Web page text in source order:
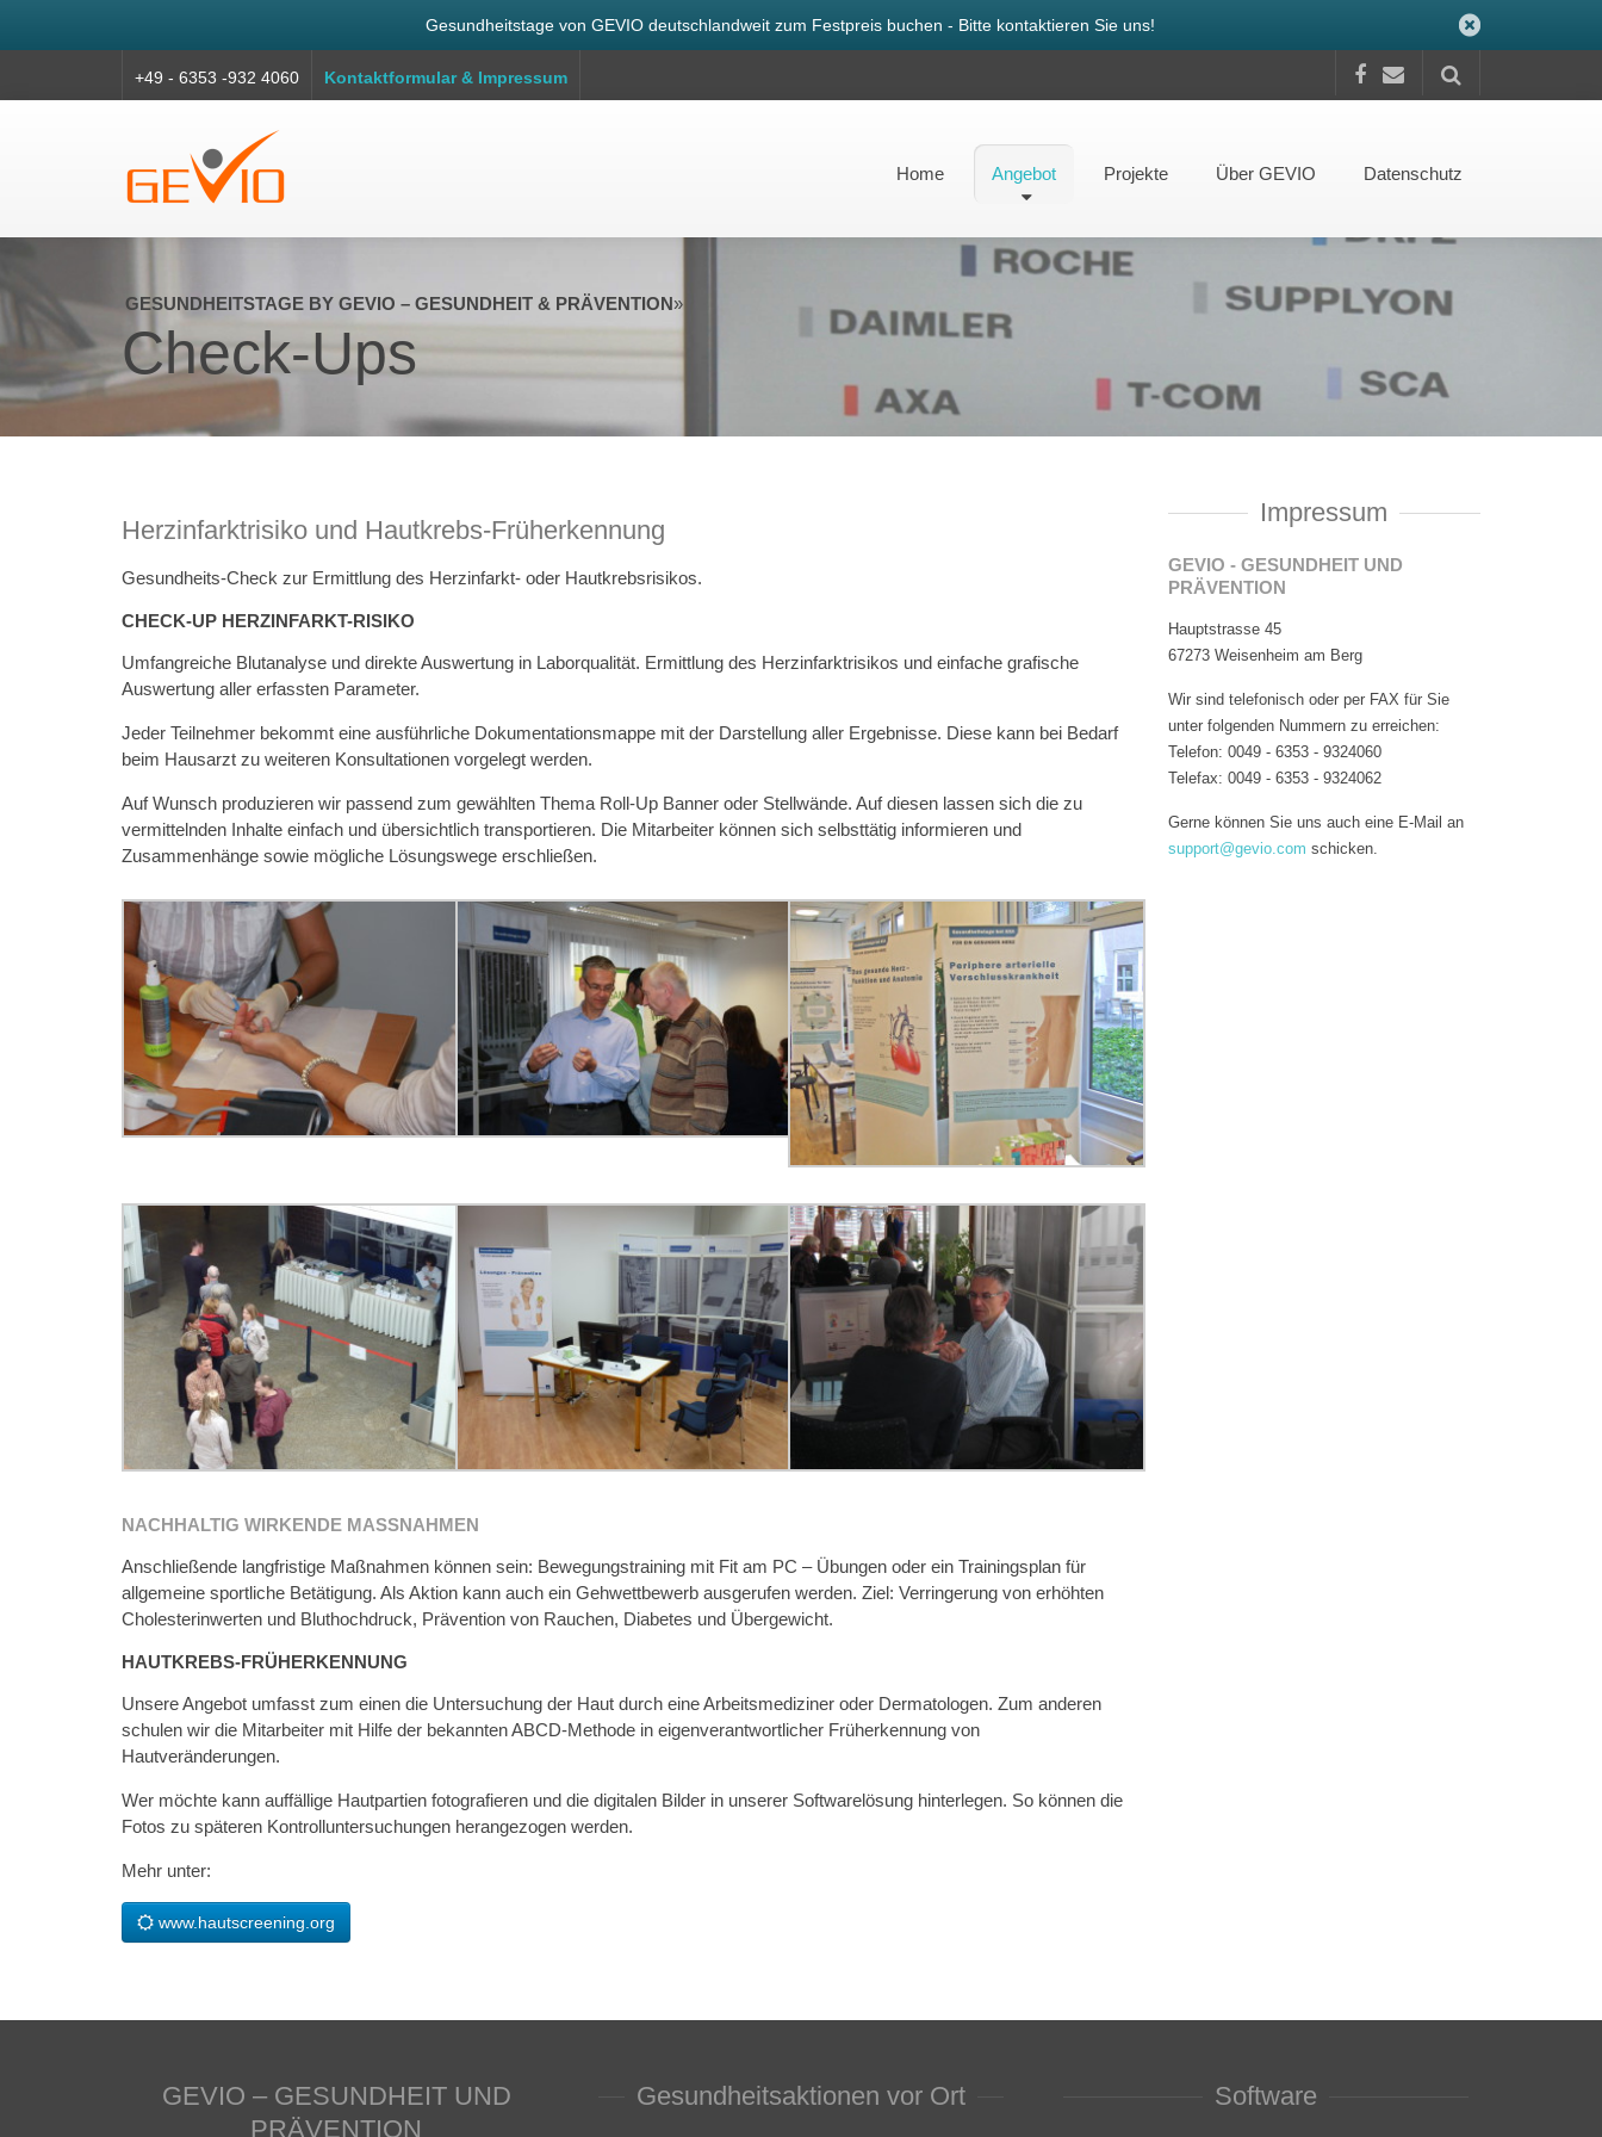
Gesundheitstage von GEVIO deutschlandweit zum Festpreis buchen - Bitte kontaktieren Sie uns!
+49 - 6353 -932 4060 Kontaktformular & Impressum
Home Angebot Projekte Über GEVIO Datenschutz
GESUNDHEITSTAGE BY GEVIO – GESUNDHEIT & PRÄVENTION»
Check-Ups
Herzinfarktrisiko und Hautkrebs-Früherkennung
Gesundheits-Check zur Ermittlung des Herzinfarkt- oder Hautkrebsrisikos.
CHECK-UP HERZINFARKT-RISIKO
Umfangreiche Blutanalyse und direkte Auswertung in Laborqualität. Ermittlung des Herzinfarktrisikos und einfache grafische
Auswertung aller erfassten Parameter.
Jeder Teilnehmer bekommt eine ausführliche Dokumentationsmappe mit der Darstellung aller Ergebnisse. Diese kann bei Bedarf
beim Hausarzt zu weiteren Konsultationen vorgelegt werden.
Auf Wunsch produzieren wir passend zum gewählten Thema Roll-Up Banner oder Stellwände. Auf diesen lassen sich die zu
vermittelnden Inhalte einfach und übersichtlich transportieren. Die Mitarbeiter können sich selbsttätig informieren und
Zusammenhänge sowie mögliche Lösungswege erschließen.
NACHHALTIG WIRKENDE MASSNAHMEN
Anschließende langfristige Maßnahmen können sein: Bewegungstraining mit Fit am PC – Übungen oder ein Trainingsplan für
allgemeine sportliche Betätigung. Als Aktion kann auch ein Gehwettbewerb ausgerufen werden. Ziel: Verringerung von erhöhten
Cholesterinwerten und Bluthochdruck, Prävention von Rauchen, Diabetes und Übergewicht.
HAUTKREBS-FRÜHERKENNUNG
Unsere Angebot umfasst zum einen die Untersuchung der Haut durch eine Arbeitsmediziner oder Dermatologen. Zum anderen
schulen wir die Mitarbeiter mit Hilfe der bekannten ABCD-Methode in eigenverantwortlicher Früherkennung von
Hautveränderungen.
Wer möchte kann auffällige Hautpartien fotografieren und die digitalen Bilder in unserer Softwarelösung hinterlegen. So können die
Fotos zu späteren Kontrolluntersuchungen herangezogen werden.
Mehr unter:
www.hautscreening.org
Impressum
GEVIO - GESUNDHEIT UND
PRÄVENTION
Hauptstrasse 45
67273 Weisenheim am Berg
Wir sind telefonisch oder per FAX für Sie
unter folgenden Nummern zu erreichen:
Telefon: 0049 - 6353 - 9324060
Telefax: 0049 - 6353 - 9324062
Gerne können Sie uns auch eine E-Mail an
support@gevio.com schicken.
GEVIO – GESUNDHEIT UND
PRÄVENTION
Gesundheitsaktionen vor Ort Software